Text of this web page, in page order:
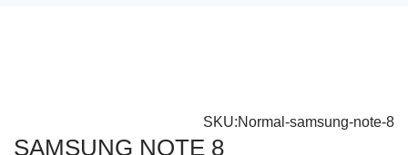
SKU:Normal-samsung-note-8
SAMSUNG NOTE 8